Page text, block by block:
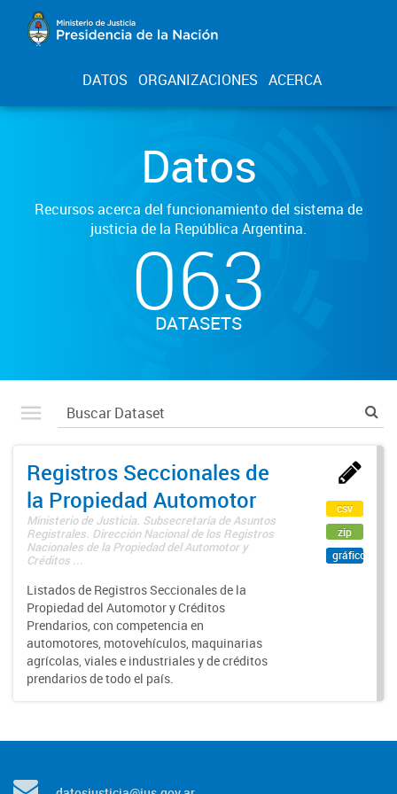
DATOS ORGANIZACIONES ACERCA
Datos
Recursos acerca del funcionamiento del sistema de
justicia de la República Argentina.
063
DATASETS
Registros Seccionales de
la Propiedad Automotor
Ministerio de Justicia. Subsecretaría de Asuntos
Registrales. Dirección Nacional de los Registros
Nacionales de la Propiedad del Automotor y
Créditos ...
Listados de Registros Seccionales de la
Propiedad del Automotor y Créditos
Prendarios, con competencia en
automotores, motovehículos, maquinarias
agrícolas, viales e industriales y de créditos
prendarios de todo el país.
csv
zip
gráfico